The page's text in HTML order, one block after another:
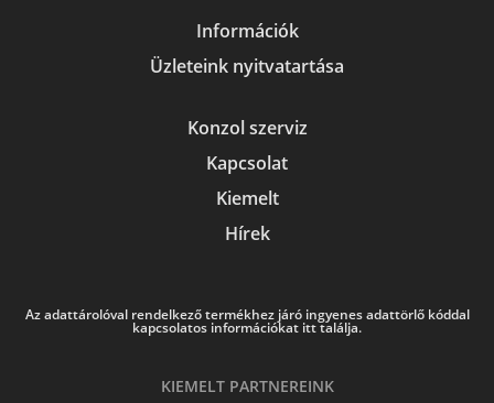
Információk
Üzleteink nyitvatartása
Konzol szerviz
Kapcsolat
Kiemelt
Hírek
Az adattárolóval rendelkező termékhez járó ingyenes adattörlő kóddal
kapcsolatos információkat itt találja.
KIEMELT PARTNEREINK